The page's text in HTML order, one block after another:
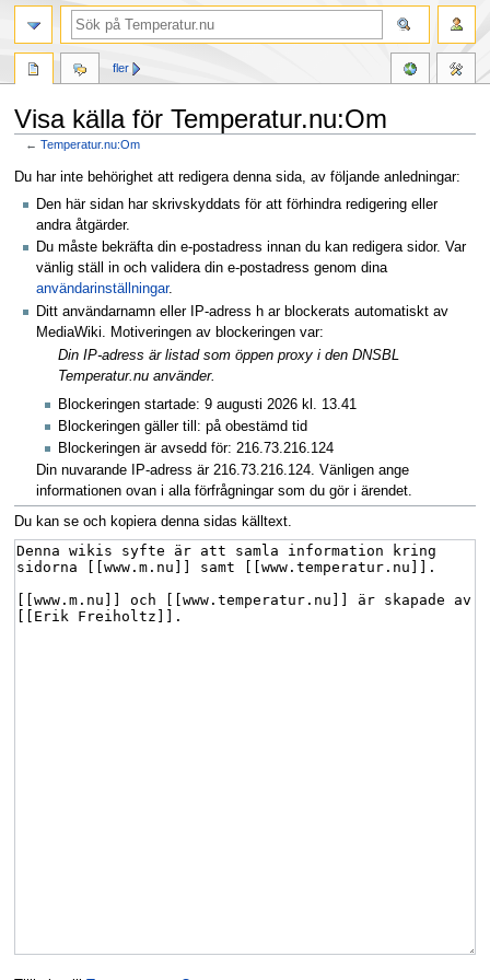
Visa källa för Temperatur.nu:Om
←Temperatur.nu:Om
Hoppa
navigering
Hoppa
Du har inte behörighet att redigera denna sida, av följande anledningar:
Den här sidan har skrivskyddats för att förhindra redigering eller
andra åtgärder.
Du måste bekräfta din e-postadress innan du kan redigera sidor. Var
vänlig ställ in och validera din e-postadress genom dina
användarinställningar.
Ditt användarnamn eller IP-adress h ar blockerats automatiskt av
MediaWiki. Motiveringen av blockeringen var:
Din IP-adress är listad som öppen proxy i den DNSBL
Temperatur.nu använder.
Blockeringen startade: 9 augusti 2026 kl. 13.41
Blockeringen gäller till: på obestämd tid
Blockeringen är avsedd för: 216.73.216.124
Din nuvarande IP-adress är 216.73.216.124. Vänligen ange
informationen ovan i alla förfrågningar som du gör i ärendet.
Du kan se och kopiera denna sidas källtext.
fler